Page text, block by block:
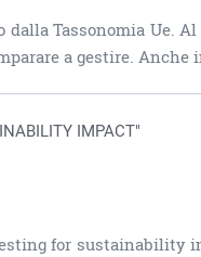
Tassonomia Ue.
a gestire.
IMPACT"
for sustainability